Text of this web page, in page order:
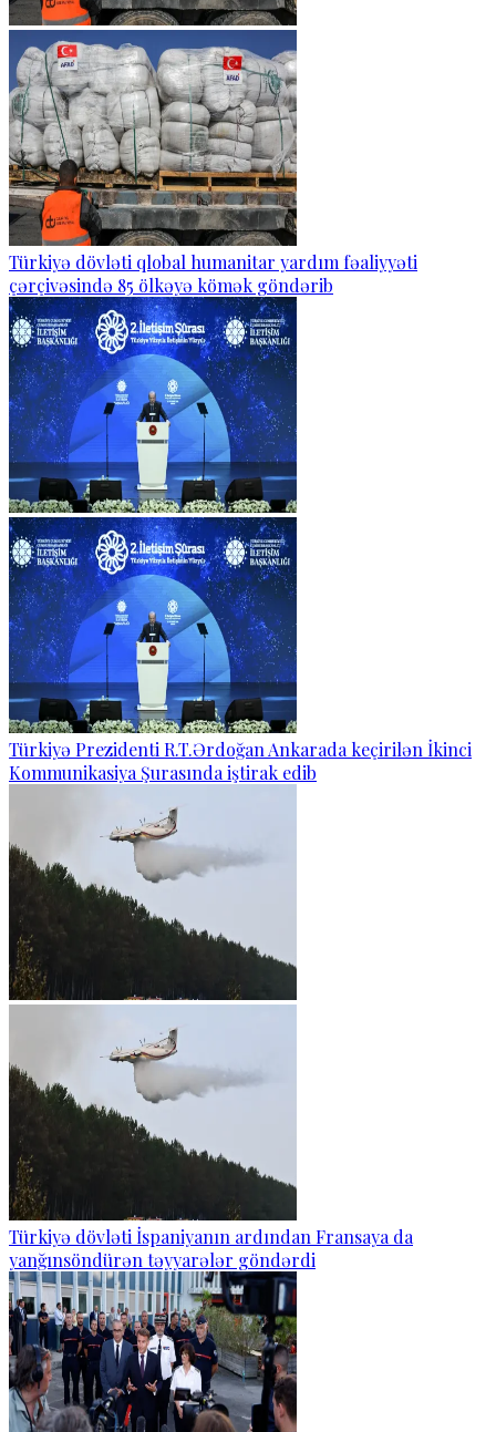
Türkiyə dövləti qlobal humanitar yardım fəaliyyəti
çərçivəsində 85 ölkəyə kömək göndərib
Türkiyə Prezidenti R.T.Ərdoğan Ankarada keçirilən İkinci
Kommunikasiya Şurasında iştirak edib
Türkiyə dövləti İspaniyanın ardından Fransaya da
yanğınsöndürən təyyarələr göndərdi